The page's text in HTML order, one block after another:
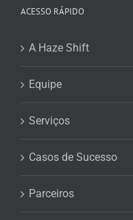
ACESSO RÁPIDO
A Haze Shift
Equipe
Serviços
Casos de Sucesso
Parceiros